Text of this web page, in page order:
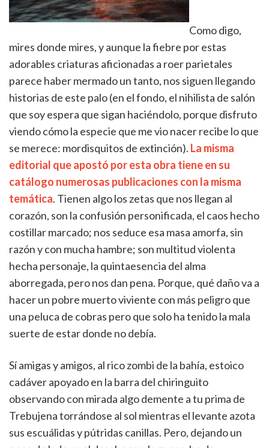
Como digo,
mires donde mires, y aunque la fiebre por estas
adorables criaturas aficionadas a roer parietales
parece haber mermado un tanto, nos siguen llegando
historias de este palo (en el fondo, el nihilista de salón
que soy espera que sigan haciéndolo, porque disfruto
viendo cómo la especie que me vio nacer recibe lo que
se merece: mordisquitos de extinción). La misma
editorial que apostó por esta obra tiene en su
catálogo numerosas publicaciones con la misma
temática. Tienen algo los zetas que nos llegan al
corazón, son la confusión personificada, el caos hecho
costillar marcado; nos seduce esa masa amorfa, sin
razón y con mucha hambre; son multitud violenta
hecha personaje, la quintaesencia del alma
aborregada, pero nos dan pena. Porque, qué daño va a
hacer un pobre muerto viviente con más peligro que
una peluca de cobras pero que solo ha tenido la mala
suerte de estar donde no debía.
Sí amigas y amigos, al rico zombi de la bahía, estoico
cadáver apoyado en la barra del chiringuito
observando con mirada algo demente a tu prima de
Trebujena torrándose al sol mientras el levante azota
sus escuálidas y pútridas canillas. Pero, dejando un